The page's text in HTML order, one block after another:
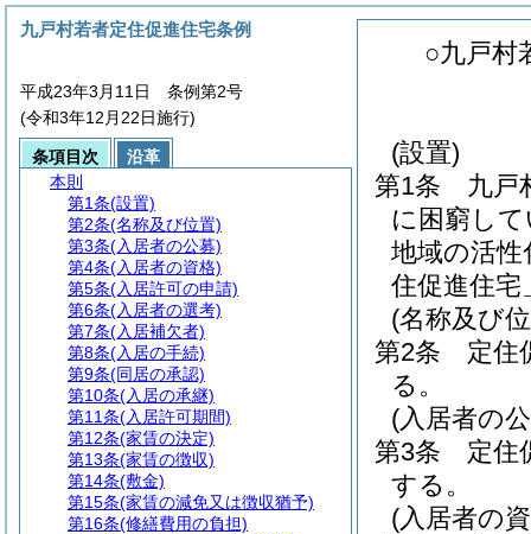
○九戸村
(設置)
第1条
九戸
に困窮し
地域の活性
住促進住
(名称及び
第2条
定住
る。
(入居者の
第3条
定住
する。
(入居者の
九戸村若者定住促進住宅条例
平成23年3月11日 条例第2号
(令和3年12月22日施行)
条項目次
沿革
本則
第1条(設置)
第2条(名称及び位置)
第3条(入居者の公募)
第4条(入居者の資格)
第5条(入居許可の申請)
第6条(入居者の選考)
第7条(入居補欠者)
第8条(入居の手続)
第9条(同居の承認)
第10条(入居の承継)
第11条(入居許可期間)
第12条(家賃の決定)
第13条(家賃の徴収)
第14条(敷金)
第15条(家賃の減免又は徴収猶予)
第16条(修繕費用の負担)